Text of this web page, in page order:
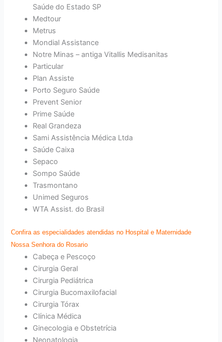
Saúde do Estado SP
Medtour
Metrus
Mondial Assistance
Notre Minas – antiga Vitallis Medisanitas
Particular
Plan Assiste
Porto Seguro Saúde
Prevent Senior
Prime Saúde
Real Grandeza
Sami Assistência Médica Ltda
Saúde Caixa
Sepaco
Sompo Saúde
Trasmontano
Unimed Seguros
WTA Assist. do Brasil
Confira as especialidades atendidas no Hospital e Maternidade
Nossa Senhora do Rosario
Cabeça e Pescoço
Cirurgia Geral
Cirurgia Pediátrica
Cirurgia Bucomaxilofacial
Cirurgia Tórax
Clínica Médica
Ginecologia e Obstetrícia
Neonatologia